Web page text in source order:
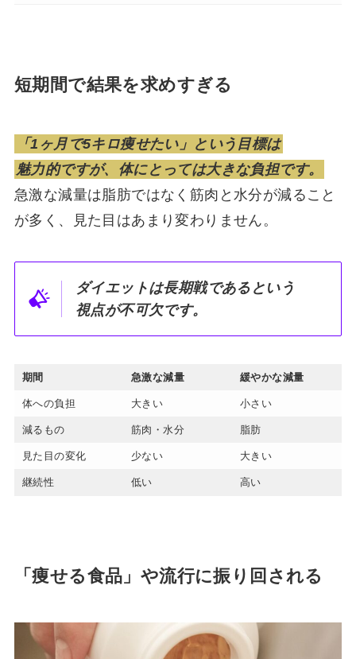
短期間で結果を求めすぎる
「1ヶ月で5キロ痩せたい」という目標は
魅力的ですが、体にとっては大きな負担です。
急激な減量は脂肪ではなく筋肉と水分が減ること
が多く、見た目はあまり変わりません。
ダイエットは長期戦であるという
視点が不可欠です。
期間 急激な減量 緩やかな減量
体への負担 大きい 小さい
減るもの 筋肉・水分 脂肪
見た目の変化 少ない 大きい
継続性 低い 高い
「痩せる食品」や流行に振り回される